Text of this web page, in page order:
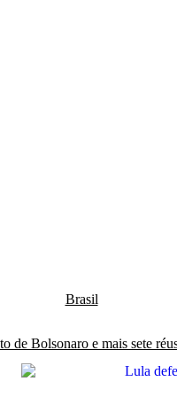
Brasil
de Bolsonaro e mais sete